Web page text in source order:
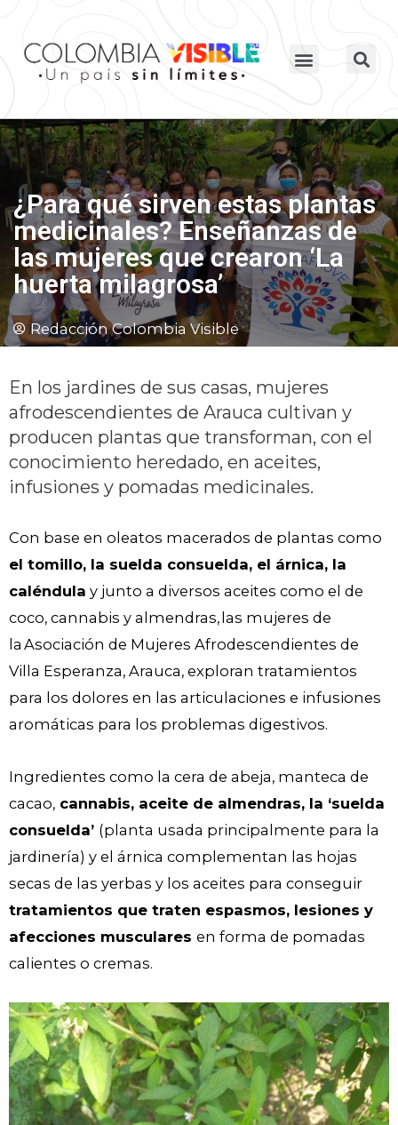
¿Para qué sirven estas plantas
medicinales? Enseñanzas de
las mujeres que crearon ‘La
huerta milagrosa’
Redacción Colombia Visible
En los jardines de sus casas, mujeres
afrodescendientes de Arauca cultivan y
producen plantas que transforman, con el
conocimiento heredado, en aceites,
infusiones y pomadas medicinales.
Con base en oleatos macerados de plantas como
el tomillo, la suelda consuelda, el árnica, la
caléndula y junto a diversos aceites como el de
coco, cannabis y almendras, las mujeres de
la Asociación de Mujeres Afrodescendientes de
Villa Esperanza, Arauca, exploran tratamientos
para los dolores en las articulaciones e infusiones
aromáticas para los problemas digestivos.
Ingredientes como la cera de abeja, manteca de
cacao, cannabis, aceite de almendras, la ‘suelda
consuelda’ (planta usada principalmente para la
jardinería) y el árnica complementan las hojas
secas de las yerbas y los aceites para conseguir
tratamientos que traten espasmos, lesiones y
afecciones musculares en forma de pomadas
calientes o cremas.